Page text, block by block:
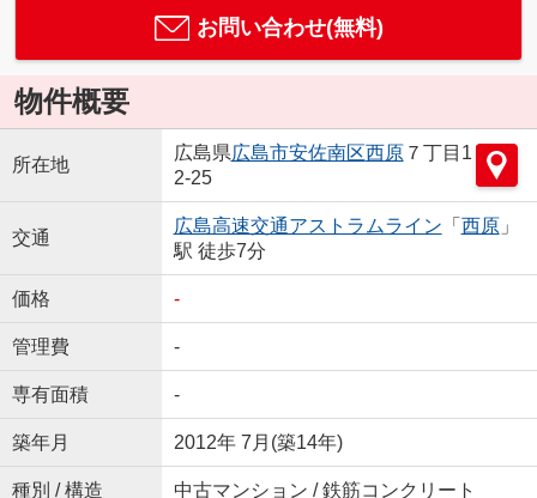
お問い合わせ(無料)
物件概要
所在地
広島県広島市安佐南区西原７丁目1
2-25
交通
広島高速交通アストラムライン 「 西原」
駅 徒歩7分
価格 -
管理費 -
専有面積 -
築年月 2012年 7月(築14年)
種別 / 構造 中古マンション / 鉄筋コンクリート